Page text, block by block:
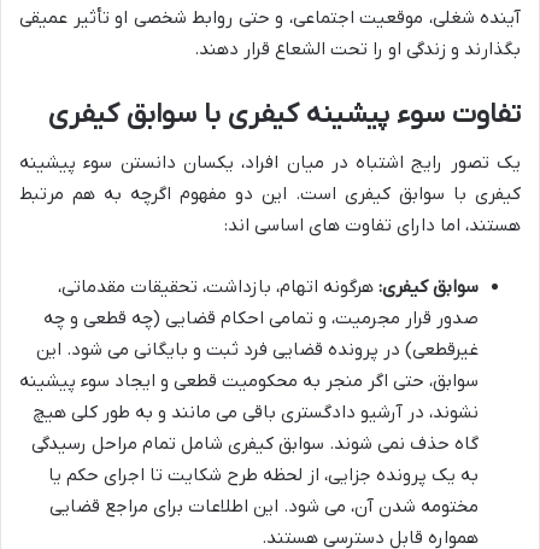
آینده شغلی، موقعیت اجتماعی، و حتی روابط شخصی او تأثیر عمیقی
بگذارند و زندگی او را تحت الشعاع قرار دهند.
تفاوت سوء پیشینه کیفری با سوابق کیفری
یک تصور رایج اشتباه در میان افراد، یکسان دانستن سوء پیشینه
کیفری با سوابق کیفری است. این دو مفهوم اگرچه به هم مرتبط
هستند، اما دارای تفاوت های اساسی اند:
سوابق کیفری: هرگونه اتهام، بازداشت، تحقیقات مقدماتی،
صدور قرار مجرمیت، و تمامی احکام قضایی (چه قطعی و چه
غیرقطعی) در پرونده قضایی فرد ثبت و بایگانی می شود. این
سوابق، حتی اگر منجر به محکومیت قطعی و ایجاد سوء پیشینه
نشوند، در آرشیو دادگستری باقی می مانند و به طور کلی هیچ
گاه حذف نمی شوند. سوابق کیفری شامل تمام مراحل رسیدگی
به یک پرونده جزایی، از لحظه طرح شکایت تا اجرای حکم یا
مختومه شدن آن، می شود. این اطلاعات برای مراجع قضایی
همواره قابل دسترسی هستند.